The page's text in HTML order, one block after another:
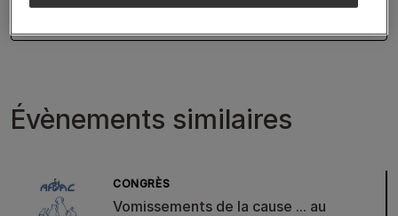
Évènements similaires
CONGRÈS
Vomissements de la cause ... au